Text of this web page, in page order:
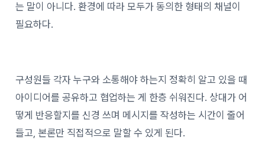
는 말이 아니다. 환경에 따라 모두가 동의한 형태의 채널이
필요하다.
구성원들 각자 누구와 소통해야 하는지 정확히 알고 있을 때
아이디어를 공유하고 협업하는 게 한층 쉬워진다. 상대가 어
떻게 반응할지를 신경 쓰며 메시지를 작성하는 시간이 줄어
들고, 본론만 직접적으로 말할 수 있게 된다.